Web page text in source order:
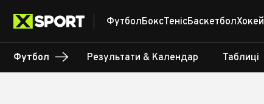
ФутболБоксТенісБаскетболХокей
Футбол Результати & Календар Таблиці